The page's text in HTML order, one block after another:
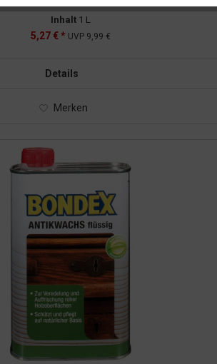
Inhalt 1 L
5,27 € * UVP 9,99 €
Details
Merken